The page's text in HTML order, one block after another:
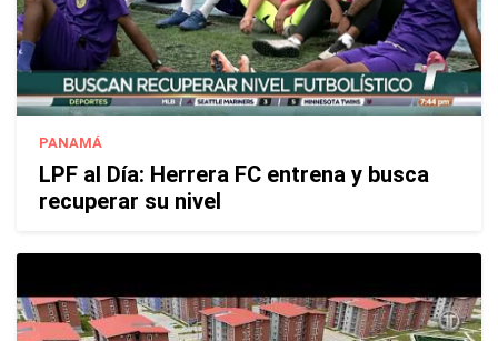
PANAMÁ
LPF al Día: Herrera FC entrena y busca
recuperar su nivel